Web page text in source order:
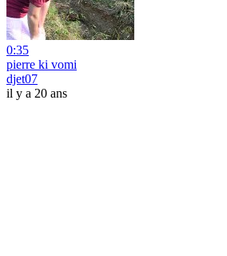
0:35
pierre ki vomi
djet07
il y a 20 ans